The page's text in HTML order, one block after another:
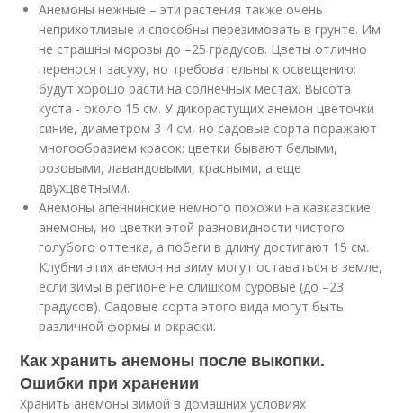
Анемоны нежные – эти растения также очень
неприхотливые и способны перезимовать в грунте. Им
не страшны морозы до –25 градусов. Цветы отлично
переносят засуху, но требовательны к освещению:
будут хорошо расти на солнечных местах. Высота
куста - около 15 см. У дикорастущих анемон цветочки
синие, диаметром 3-4 см, но садовые сорта поражают
многообразием красок: цветки бывают белыми,
розовыми, лавандовыми, красными, а еще
двухцветными.
Анемоны апеннинские немного похожи на кавказские
анемоны, но цветки этой разновидности чистого
голубого оттенка, а побеги в длину достигают 15 см.
Клубни этих анемон на зиму могут оставаться в земле,
если зимы в регионе не слишком суровые (до –23
градусов). Садовые сорта этого вида могут быть
различной формы и окраски.
Как хранить анемоны после выкопки.
Ошибки при хранении
Хранить анемоны зимой в домашних условиях